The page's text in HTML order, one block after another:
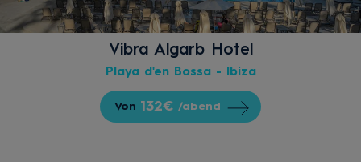
Vibra Algarb Hotel
Playa d'en Bossa - Ibiza
Von 132€ /abend